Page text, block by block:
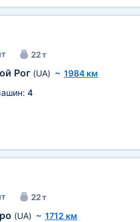
22 т
Рог (UA) ~ 1984 км
4
22 т
(UA) ~ 1712 км